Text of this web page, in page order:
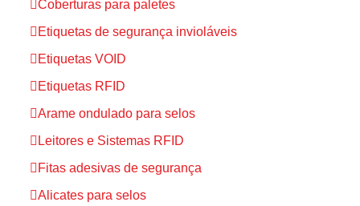
Coberturas para paletes
Etiquetas de segurança invioláveis
Etiquetas VOID
Etiquetas RFID
Arame ondulado para selos
Leitores e Sistemas RFID
Fitas adesivas de segurança
Alicates para selos